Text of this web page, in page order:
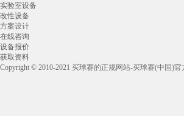
实验室设备
改性设备
方案设计
在线咨询
设备报价
获取资料
Copyright © 2010-2021 买球赛的正规网站-买球赛(中国)